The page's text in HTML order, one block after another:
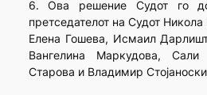
6. Ова решение Судот го
претседателот на Судот
Елена Гошева, Исмаил
Вангелина Маркудова,
Старова и Владимир